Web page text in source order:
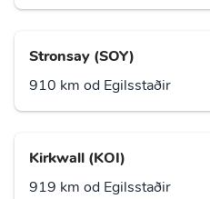
Stronsay (SOY)
910 km od Egilsstaðir
Kirkwall (KOI)
919 km od Egilsstaðir